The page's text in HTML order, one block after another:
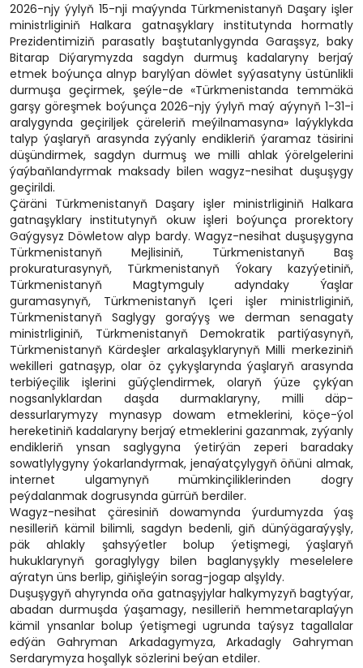
2026-njy ýylyň 15-nji maýynda Türkmenistanyň Daşary işler
ministrliginiň Halkara gatnaşyklary institutynda hormatly
Prezidentimiziň parasatly baştutanlygynda Garaşsyz, baky
Bitarap Diýarymyzda sagdyn durmuş kadalaryny berjaý
etmek boýunça alnyp barylýan döwlet syýasatyny üstünlikli
durmuşa geçirmek, şeýle-de «Türkmenistanda temmäkä
garşy göreşmek boýunça 2026-njy ýylyň maý aýynyň 1-31-i
aralygynda geçiriljek çäreleriň meýilnamasyna» laýyklykda
talyp ýaşlaryň arasynda zyýanly endikleriň ýaramaz täsirini
düşündirmek, sagdyn durmuş we milli ahlak ýörelgelerini
ýaýbaňlandyrmak maksady bilen wagyz-nesihat duşuşygy
geçirildi.
Çäräni Türkmenistanyň Daşary işler ministrliginiň Halkara
gatnaşyklary institutynyň okuw işleri boýunça prorektory
Gaýgysyz Döwletow alyp bardy. Wagyz-nesihat duşuşygyna
Türkmenistanyň Mejlisiniň, Türkmenistanyň Baş
prokuraturasynyň, Türkmenistanyň Ýokary kazyýetiniň,
Türkmenistanyň Magtymguly adyndaky Ýaşlar
guramasynyň, Türkmenistanyň Içeri işler ministrliginiň,
Türkmenistanyň Saglygy goraýyş we derman senagaty
ministrliginiň, Türkmenistanyň Demokratik partiýasynyň,
Türkmenistanyň Kärdeşler arkalaşyklarynyň Milli merkeziniň
wekilleri gatnaşyp, olar öz çykyşlarynda ýaşlaryň arasynda
terbiýeçilik işlerini güýçlendirmek, olaryň ýüze çykýan
nogsanlyklardan daşda durmaklaryny, milli däp-
dessurlarymyzy mynasyp dowam etmeklerini, köçe-ýol
hereketiniň kadalaryny berjaý etmeklerini gazanmak, zyýanly
endikleriň ynsan saglygyna ýetirýän zeperi baradaky
sowatlylygyny ýokarlandyrmak, jenaýatçylygyň öňüni almak,
internet ulgamynyň mümkinçiliklerinden dogry
peýdalanmak dogrusynda gürrüň berdiler.
Wagyz-nesihat çäresiniň dowamynda ýurdumyzda ýaş
nesilleriň kämil bilimli, sagdyn bedenli, giň dünýägaraýyşly,
päk ahlakly şahsyýetler bolup ýetişmegi, ýaşlaryň
hukuklarynyň goraglylygy bilen baglanyşykly meselelere
aýratyn üns berlip, giňişleýin sorag-jogap alşyldy.
Duşuşygyň ahyrynda oňa gatnaşyjylar halkymyzyň bagtyýar,
abadan durmuşda ýaşamagy, nesilleriň hemmetaraplaýyn
kämil ynsanlar bolup ýetişmegi ugrunda taýsyz tagallalar
edýän Gahryman Arkadagymyza, Arkadagly Gahryman
Serdarymyza hoşallyk sözlerini beýan etdiler.